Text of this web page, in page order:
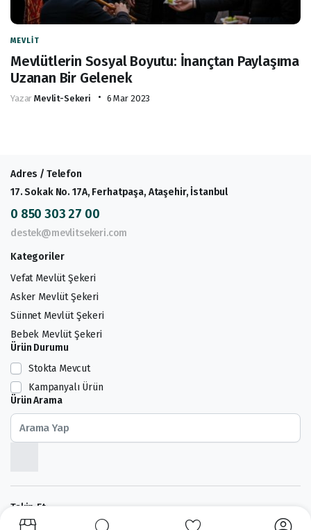
MEVLIT
Mevlütlerin Sosyal Boyutu: İnançtan Paylaşıma
Uzanan Bir Gelenek
YazarMevlit-Sekeri 6 Mar 2023
Adres / Telefon
17. Sokak No. 17A, Ferhatpaşa, Ataşehir, İstanbul
0 850 303 27 00
destek@mevlitsekeri.com
Kategoriler
Vefat Mevlüt Şekeri
Asker Mevlüt Şekeri
Sünnet Mevlüt Şekeri
Bebek Mevlüt Şekeri
Ürün Durumu
Stokta Mevcut
Kampanyalı Ürün
Ürün Arama
Takip Et: